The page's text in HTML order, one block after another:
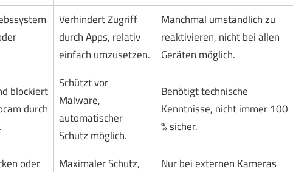
Verhindert Zugriff
durch Apps, relativ
einfach umzusetzen.
Manchmal umständlich zu
reaktivieren, nicht bei allen
Geräten möglich.
blockiert
durch
Schützt vor
Malware,
automatischer
Schutz möglich.
Benötigt technische
Kenntnisse, nicht immer 100
% sicher.
oder
Maximaler Schutz,
Nur bei externen Kameras